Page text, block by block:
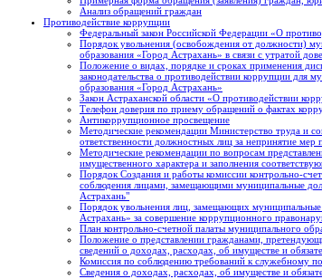
Анализ обращений граждан
Противодействие коррупции
Федеральный закон Российской Федерации «О
Порядок увольнения (освобождения от должности)
образования «Город Астрахань» в связи с утратой
Положение о видах, порядке и сроках применения
законодательства о противодействии коррупции
образования «Город Астрахань»
Закон Астраханской области «О противодействии
Телефон доверия по приему обращений о фактах
Антикоррупционное просвещение
Методические рекомендации Министерство труда и
ответственности должностных лиц за непринятие
Методические рекомендации по вопросам
имущественного характера и заполнения
Порядок Создания и работы комиссии контрольно-
соблюдения лицами, замещающими муниципальные
Астрахань"
Порядок увольнения лиц, замещающих
Астрахань» за совершение коррупционного
План контрольно-счетной палаты муниципального
Положение о представлении гражданами,
сведений о доходах, расходах, об имуществе и
Комиссия по соблюдению требований к служебному
Сведения о доходах, расходах, об имуществе и